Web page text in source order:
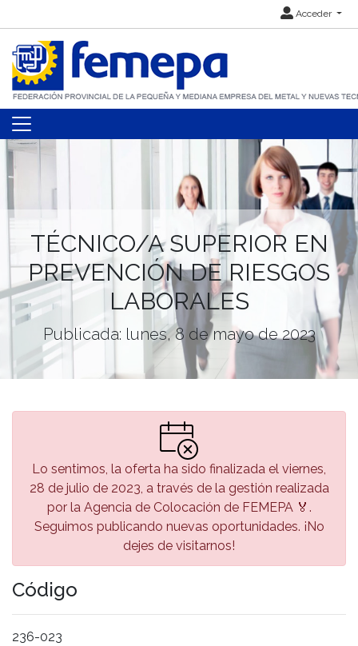
Acceder
TÉCNICO/A SUPERIOR EN
PREVENCIÓN DE RIESGOS
LABORALES
Publicada: lunes, 8 de mayo de 2023
Lo sentimos, la oferta ha sido finalizada el viernes,
28 de julio de 2023, a través de la gestión realizada
por la Agencia de Colocación de FEMEPA 🏅.
Seguimos publicando nuevas oportunidades. ¡No
dejes de visitarnos!
Código
236-023